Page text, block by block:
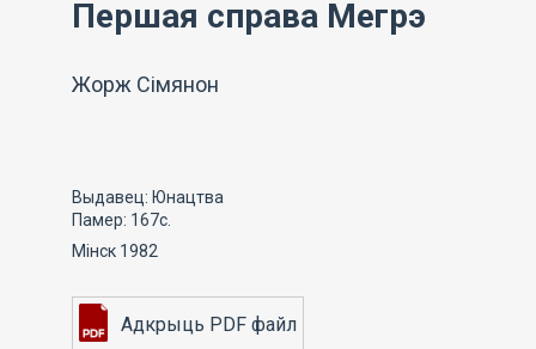
Першая справа Мегрэ
Жорж Сімянон
Выдавец: Юнацтва
Памер: 167с.
Мінск 1982